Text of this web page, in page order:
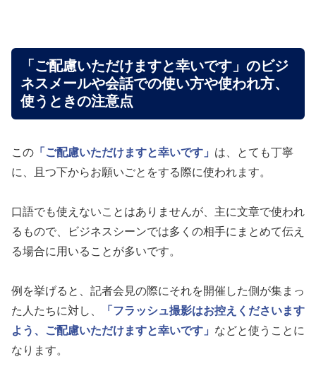
「ご配慮いただけますと幸いです」のビジ
ネスメールや会話での使い方や使われ方、
使うときの注意点
この 「ご配慮いただけますと幸いです」 は、とても丁寧
に、且つ下からお願いごとをする際に使われます。
口語でも使えないことはありませんが、主に文章で使われ
るもので、ビジネスシーンでは多くの相手にまとめて伝え
る場合に用いることが多いです。
例を挙げると、記者会見の際にそれを開催した側が集まっ
た人たちに対し、
「フラッシュ撮影はお控えくださいます
よう、ご配慮いただけますと幸いです」 などと使うことに
なります。